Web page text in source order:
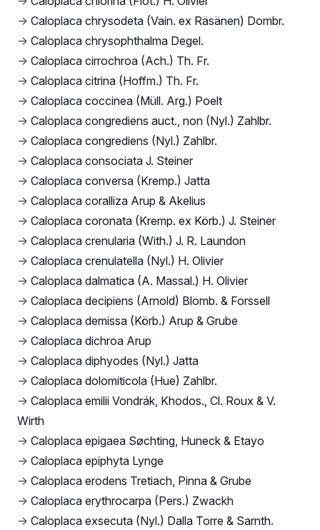
→ Caloplaca chrysodeta (Vain. ex Räsänen) Dombr.
→ Caloplaca chrysophthalma Degel.
→ Caloplaca cirrochroa (Ach.) Th. Fr.
→ Caloplaca citrina (Hoffm.) Th. Fr.
→ Caloplaca coccinea (Müll. Arg.) Poelt
→ Caloplaca congrediens auct., non (Nyl.) Zahlbr.
→ Caloplaca congrediens (Nyl.) Zahlbr.
→ Caloplaca consociata J. Steiner
→ Caloplaca conversa (Kremp.) Jatta
→ Caloplaca coralliza Arup & Akelius
→ Caloplaca coronata (Kremp. ex Körb.) J. Steiner
→ Caloplaca crenularia (With.) J. R. Laundon
→ Caloplaca crenulatella (Nyl.) H. Olivier
→ Caloplaca dalmatica (A. Massal.) H. Olivier
→ Caloplaca decipiens (Arnold) Blomb. & Forssell
→ Caloplaca demissa (Körb.) Arup & Grube
→ Caloplaca dichroa Arup
→ Caloplaca diphyodes (Nyl.) Jatta
→ Caloplaca dolomiticola (Hue) Zahlbr.
→ Caloplaca emilii Vondrák, Khodos., Cl. Roux & V.
Wirth
→ Caloplaca epigaea Søchting, Huneck & Etayo
→ Caloplaca epiphyta Lynge
→ Caloplaca erodens Tretiach, Pinna & Grube
→ Caloplaca erythrocarpa (Pers.) Zwackh
→ Caloplaca exsecuta (Nyl.) Dalla Torre & Sarnth.